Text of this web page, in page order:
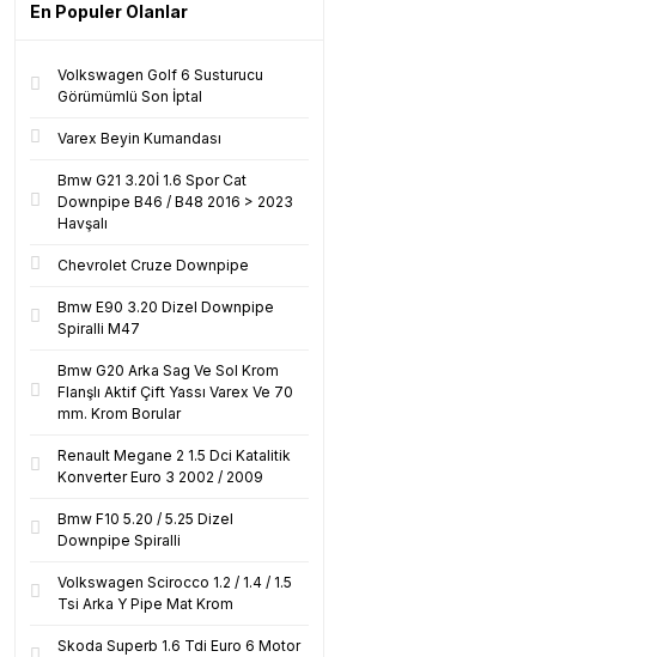
En Populer Olanlar
Volkswagen Golf 6 Susturucu
Görümümlü Son İptal
Varex Beyin Kumandası
Bmw G21 3.20İ 1.6 Spor Cat
Downpipe B46 / B48 2016 > 2023
Havşalı
Chevrolet Cruze Downpipe
Bmw E90 3.20 Dizel Downpipe
Spiralli M47
Bmw G20 Arka Sag Ve Sol Krom
Flanşlı Aktif Çift Yassı Varex Ve 70
mm. Krom Borular
Renault Megane 2 1.5 Dci Katalitik
Konverter Euro 3 2002 / 2009
Bmw F10 5.20 / 5.25 Dizel
Downpipe Spiralli
Volkswagen Scirocco 1.2 / 1.4 / 1.5
Tsi Arka Y Pipe Mat Krom
Skoda Superb 1.6 Tdi Euro 6 Motor